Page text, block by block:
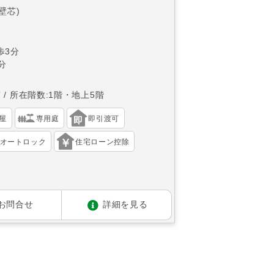
芯)
3分
所在階数:1階・地上5階
専用庭 即引渡可
オートロック 住宅ローン控除
問合せ 詳細を見る